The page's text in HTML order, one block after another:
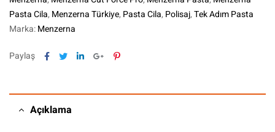
Pasta Cila, Menzerna Türkiye, Pasta Cila, Polisaj,Tek Adım Pasta
Marka:Menzerna
Paylaş Facebook
TwitterLinkedinGoogle+Pinterest
Açıklama